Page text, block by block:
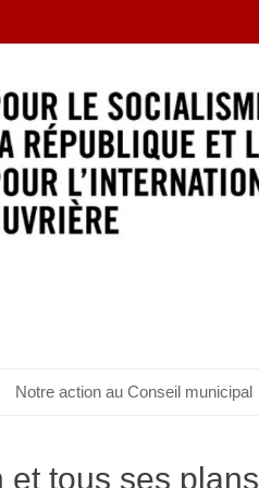
Notre action au Conseil municipal
et tous ses plans